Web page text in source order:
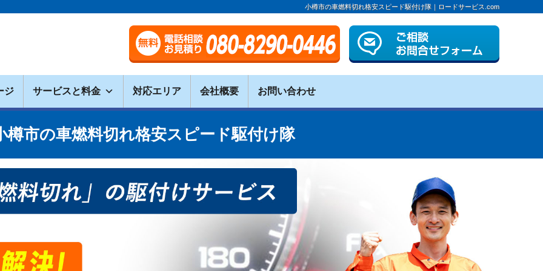
小樽市の車燃料切れ格安スピード駆付け隊｜ロードサービス.com
ジ サービスと料金 対応エリア 会社概要 お問い合わせ
樽市の車燃料切れ格安スピード駆付け隊